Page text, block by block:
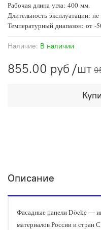
Наличие: В наличии
855.00 руб /шт
Рабочая длина угла: 400 мм.
Длительность эксплуатации:
Температурный диапазон: от -
Описание
Фасадные панели Döcke —
материалов России и стран